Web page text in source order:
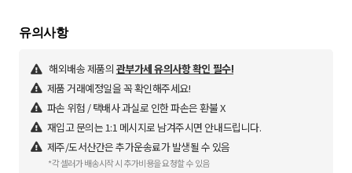
유의사항
해외배송 제품의 관부가세 유의사항 확인 필수!
제품 거래예정일을 꼭 확인해주세요!
파손 위험 / 택배사 과실로 인한 파손은 환불 X
재입고 문의는 1:1 메시지로 남겨주시면 안내드립니다.
제주/도서산간은 추가운송료가 발생될 수 있음
*각 셀러가 배송시작 시 추가비용을 요청할 수 있음